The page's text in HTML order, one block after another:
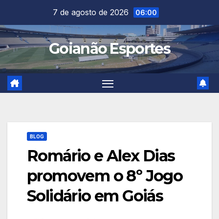
content
7 de agosto de 2026 06:00
Goianão Esportes
BLOG
Romário e Alex Dias
promovem o 8º Jogo
Solidário em Goiás